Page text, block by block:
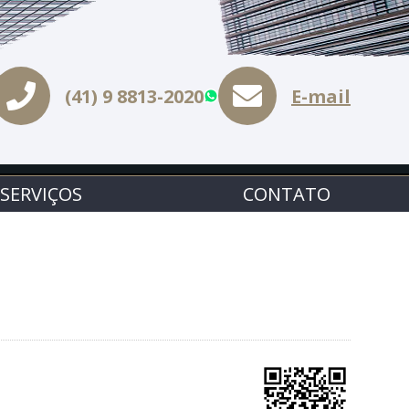
(41) 9 8813-2020 WhatsApp
E-mail
SERVIÇOS CONTATO